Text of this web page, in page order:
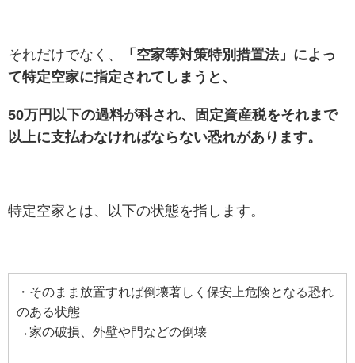
それだけでなく、
「空家等対策特別措置法」によっ
て特定空家に指定されてしまうと、
50万円以下の過料が科され、固定資産税をそれまで
以上に支払わなければならない恐れがあります。
特定空家とは、以下の状態を指します。
・そのまま放置すれば倒壊著しく保安上危険となる恐れ
のある状態
→家の破損、外壁や門などの倒壊